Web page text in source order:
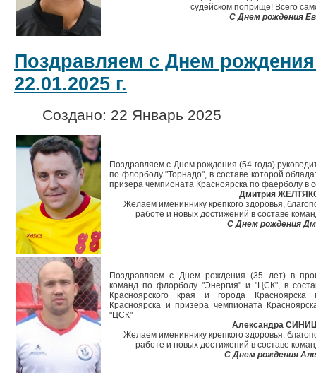
судейском поприще! Всего
С Днем рождения
Поздравляем с Днем
22.01.2025 г.
Создано: 22 Январь 2025
Поздравляем с Днем рождения (54 года)
по флорболу "Торнадо", в составе которой
призера чемпионата Красноярска по фаерболу в
Дмитрия
Желаем имениннику крепкого здоровья,
работе и новых достижений в составе
С Днем рождения
Поздравляем с Днем рождения (35 лет) в
команд по флорболу "Энергия" и "ЦСК", в
Красноярского края и города
Красноярска и призера чемпионата
"ЦСК"
Александра
Желаем имениннику крепкого здоровья,
работе и новых достижений в составе
С Днем рождения